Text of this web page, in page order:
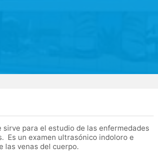
sirve para el estudio de las enfermedades
Es un examen ultrasónico indoloro e
las venas del cuerpo.